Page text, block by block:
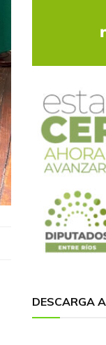
DESCARGA